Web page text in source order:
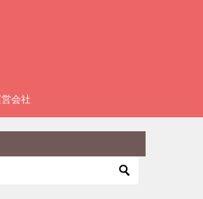
会社